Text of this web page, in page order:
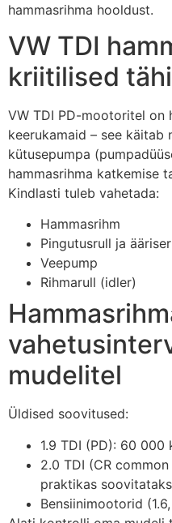
hammasrihma hooldust.
VW TDI
kriitilised
VW TDI PD-mootoritel on
keerukamaid – see käitab
kütusepumpa
hammasrihma katkemise
Kindlasti tuleb vahetada:
Hammasrihm
Pingutusrull ja
Veepump
Rihmarull (idler)
mudelitel
Üldised soovitused:
1.9 TDI (PD): 60
2.0 TDI (CR
praktikas
Bensiinimootorid